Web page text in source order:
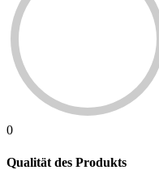
0
Qualität des Produkts